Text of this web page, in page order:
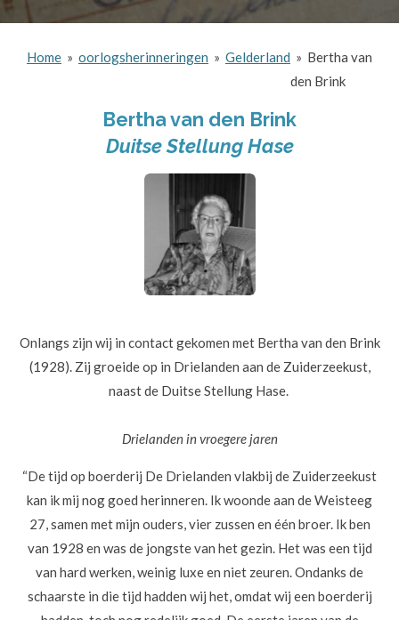
Home » oorlogsherinneringen » Gelderland » Bertha van
den Brink
Bertha van den Brink
Duitse Stellung Hase
Onlangs zijn wij in contact gekomen met Bertha van den Brink
(1928). Zij groeide op in Drielanden aan de Zuiderzeekust,
naast de Duitse Stellung Hase.
Drielanden in vroegere jaren
“De tijd op boerderij De Drielanden vlakbij de Zuiderzeekust
kan ik mij nog goed herinneren. Ik woonde aan de Weisteeg
27, samen met mijn ouders, vier zussen en één broer. Ik ben
van 1928 en was de jongste van het gezin. Het was een tijd
van hard werken, weinig luxe en niet zeuren. Ondanks de
schaarste in die tijd hadden wij het, omdat wij een boerderij